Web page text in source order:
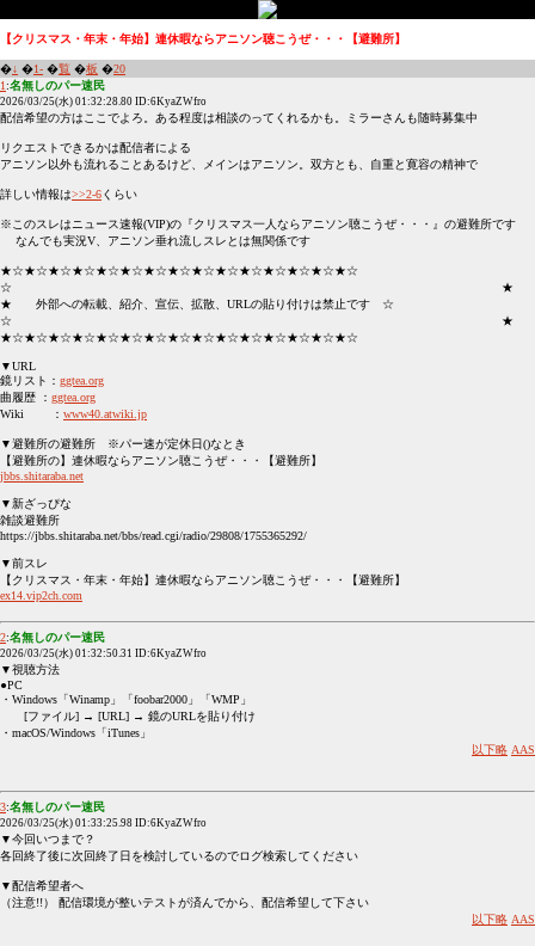
【クリスマス・年末・年始】連休暇ならアニソン聴こうぜ・・・【避難所】
�↓ �1- �覧 �板 �20
1 :名無しのパー速民
2026/03/25(水) 01:32:28.80 ID:6KyaZWfro
配信希望の方はここでよろ。ある程度は相談のってくれるかも。ミラーさんも随時募集中
リクエストできるかは配信者による
アニソン以外も流れることあるけど、メインはアニソン。双方とも、自重と寛容の精神で
詳しい情報は>>2-6くらい
※このスレはニュース速報(VIP)の『クリスマス一人ならアニソン聴こうぜ・・・』の避難所です
なんでも実況V、アニソン垂れ流しスレとは無関係です
★☆★☆★☆★☆★☆★☆★☆★☆★☆★☆★☆★☆★☆★☆★☆
☆ ★
★ 外部への転載、紹介、宣伝、拡散、URLの貼り付けは禁止です ☆
☆ ★
★☆★☆★☆★☆★☆★☆★☆★☆★☆★☆★☆★☆★☆★☆★☆
▼URL
鏡リスト： ggtea.org
曲履歴 ： ggtea.org
Wiki ： www40.atwiki.jp
▼避難所の避難所 ※パー速が定休日()なとき
【避難所の】連休暇ならアニソン聴こうぜ・・・【避難所】
jbbs.shitaraba.net
▼新ざっぴな
雑談避難所
https://jbbs.shitaraba.net/bbs/read.cgi/radio/29808/1755365292/
▼前スレ
【クリスマス・年末・年始】連休暇ならアニソン聴こうぜ・・・【避難所】
ex14.vip2ch.com
2:名無しのパー速民
2026/03/25(水) 01:32:50.31 ID:6KyaZWfro
▼視聴方法
●PC
・Windows「Winamp」「foobar2000」「WMP」
[ファイル] → [URL] → 鏡のURLを貼り付け
・macOS/Windows「iTunes」
以下略 AAS
3:名無しのパー速民
2026/03/25(水) 01:33:25.98 ID:6KyaZWfro
▼今回いつまで？
各回終了後に次回終了日を検討しているのでログ検索してください
▼配信希望者へ
（注意!!） 配信環境が整いテストが済んでから、配信希望して下さい
以下略 AAS